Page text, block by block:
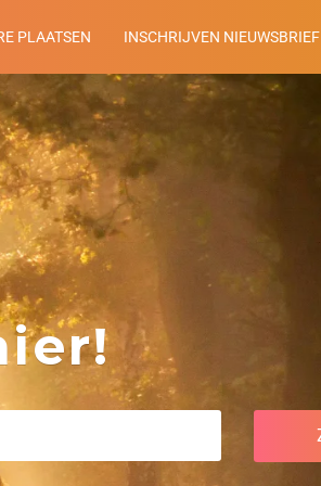
PLAATSEN INSCHRIJVEN NIEUWSBRIEF